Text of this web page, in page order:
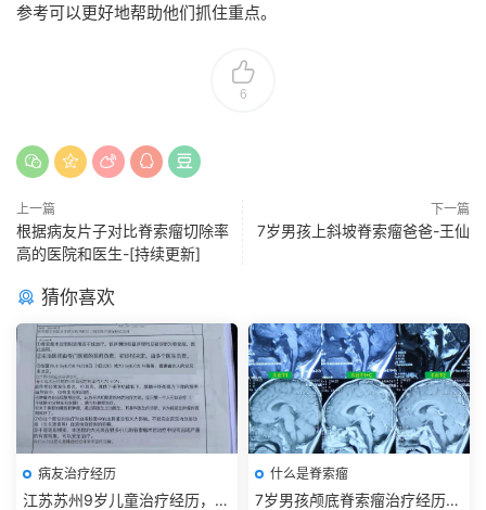
参考可以更好地帮助他们抓住重点。
6
上一篇
根据病友片子对比脊索瘤切除率
高的医院和医生-[持续更新]
下一篇
7岁男孩上斜坡脊索瘤爸爸-王仙
猜你喜欢
病友治疗经历
江苏苏州9岁儿童治疗经历，天
什么是脊索瘤
7岁男孩颅底脊索瘤治疗经历-